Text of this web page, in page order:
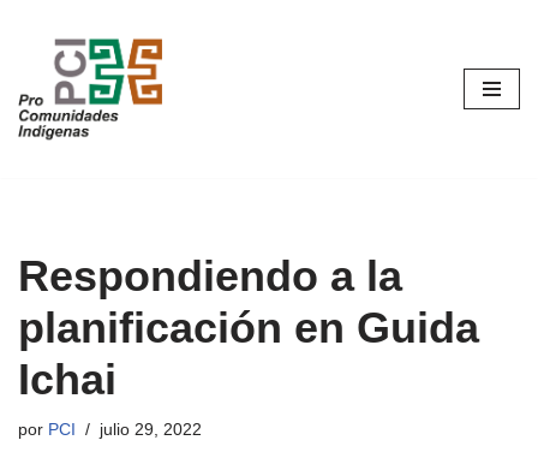
Saltar
al
contenido
Respondiendo a la
planificación en Guida
Ichai
por PCI julio 29, 2022